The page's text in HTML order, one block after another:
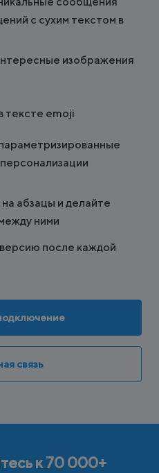
с сухим текстом в
изображения
тексте emoji
абзацы и делайте
ними
после каждой
связь
к 70 000+